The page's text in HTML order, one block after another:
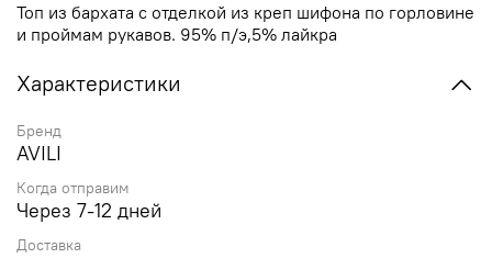
Топ из бархата с отделкой из креп шифона по горловине
и проймам рукавов. 95% п/э,5% лайкра
Характеристики
Бренд
AVILI
Когда отправим
Через 7-12 дней
Доставка